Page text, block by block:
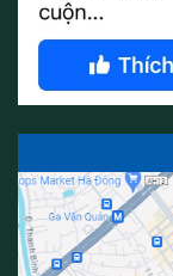
thảm trải